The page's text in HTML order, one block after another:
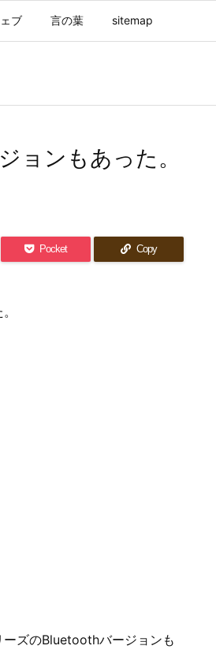
ブ 言の葉 sitemap
ョンもあった。
Pocket Copy
ズのBluetoothバージョンも